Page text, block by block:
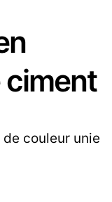
ciment
couleur unie